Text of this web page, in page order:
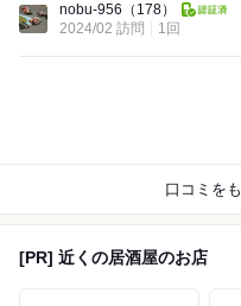
nobu-956 （178）
2024/02 訪問
1回
口コミを
[PR] 近くの居酒屋のお店